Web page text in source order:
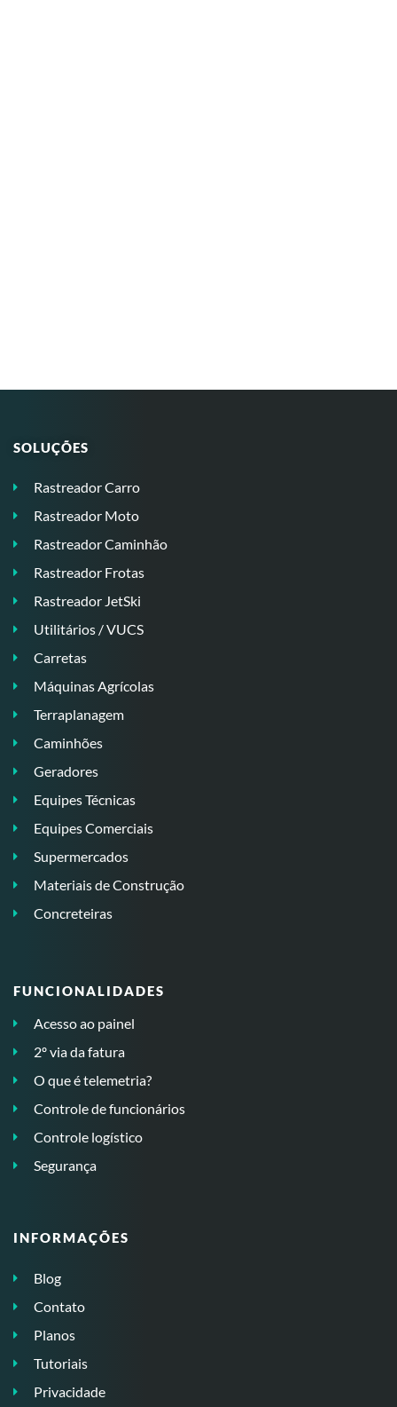
SOLUÇÕES
Rastreador Carro
Rastreador Moto
Rastreador Caminhão
Rastreador Frotas
Rastreador JetSki
Utilitários / VUCS
Carretas
Máquinas Agrícolas
Terraplanagem
Caminhões
Geradores
Equipes Técnicas
Equipes Comerciais
Supermercados
Materiais de Construção
Concreteiras
FUNCIONALIDADES
Acesso ao painel
2º via da fatura
O que é telemetria?
Controle de funcionários
Controle logístico
Segurança
INFORMAÇÕES
Blog
Contato
Planos
Tutoriais
Privacidade